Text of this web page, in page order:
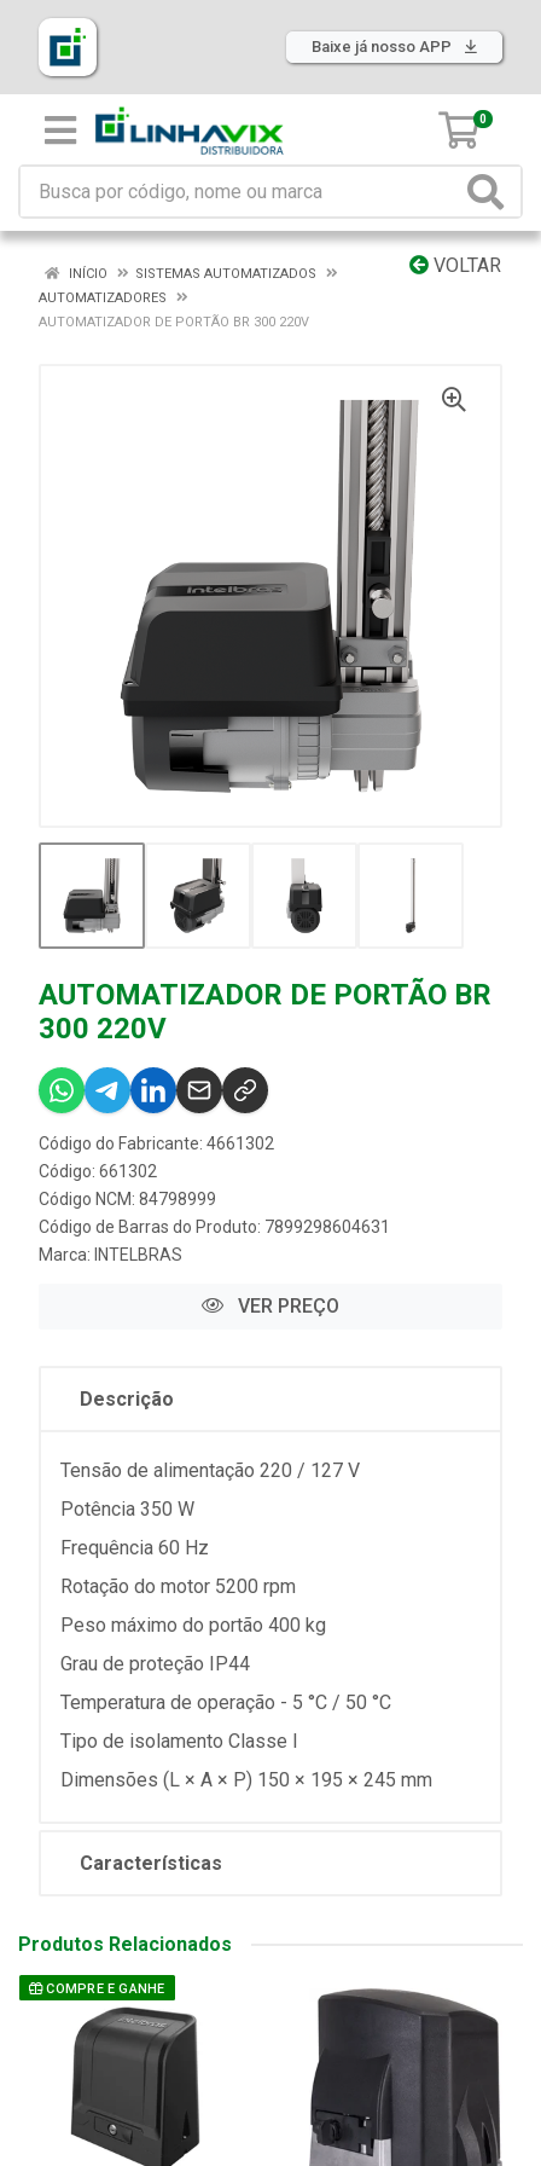
Baixe já nosso APP
0
VOLTAR
INÍCIO
SISTEMAS AUTOMATIZADOS
AUTOMATIZADORES
AUTOMATIZADOR DE PORTÃO BR 300 220V
AUTOMATIZADOR DE PORTÃO BR
300 220V
Código do Fabricante: 4661302
Código: 661302
Código NCM: 84798999
Código de Barras do Produto: 7899298604631
Marca: INTELBRAS
VER PREÇO
Descrição
Tensão de alimentação 220 / 127 V
Potência 350 W
Frequência 60 Hz
Rotação do motor 5200 rpm
Peso máximo do portão 400 kg
Grau de proteção IP44
Temperatura de operação - 5 °C / 50 °C
Tipo de isolamento Classe I
Dimensões (L × A × P) 150 × 195 × 245 mm
Características
Produtos Relacionados
COMPRE E GANHE